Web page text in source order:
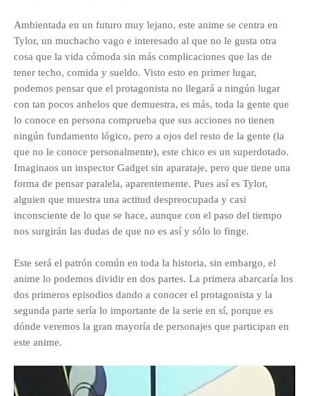
Ambientada en un futuro muy lejano, este anime se centra en
Tylor, un muchacho vago e interesado al que no le gusta otra
cosa que la vida cómoda sin más complicaciones que las de
tener techo, comida y sueldo. Visto esto en primer lugar,
podemos pensar que el protagonista no llegará a ningún lugar
con tan pocos anhelos que demuestra, es más, toda la gente que
lo conoce en persona comprueba que sus acciones no tienen
ningún fundamento lógico, pero a ojos del resto de la gente (la
que no le conoce personalmente), este chico es un superdotado.
Imaginaos un inspector Gadget sin aparataje, pero que tiene una
forma de pensar paralela, aparentemente. Pues así es Tylor,
alguien que muestra una actitud despreocupada y casi
inconsciente de lo que se hace, aunque con el paso del tiempo
nos surgirán las dudas de que no es así y sólo lo finge.
Este será el patrón común en toda la historia, sin embargo, el
anime lo podemos dividir en dos partes. La primera abarcaría los
dos primeros episodios dando a conocer el protagonista y la
segunda parte sería lo importante de la serie en sí, porque es
dónde veremos la gran mayoría de personajes que participan en
este anime.